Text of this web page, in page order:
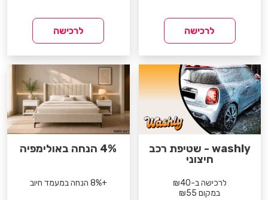
לרכישה לרכישה
washly - שטיפת רכב
חיצוני
לרכישה ב-₪40
במקום ₪55
4% הנחה באולימפיה
+8% הנחה במעמד חיוב